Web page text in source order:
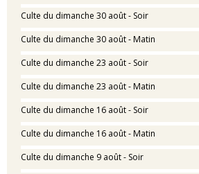
Culte du dimanche 30 août - Soir
Culte du dimanche 30 août - Matin
Culte du dimanche 23 août - Soir
Culte du dimanche 23 août - Matin
Culte du dimanche 16 août - Soir
Culte du dimanche 16 août - Matin
Culte du dimanche 9 août - Soir